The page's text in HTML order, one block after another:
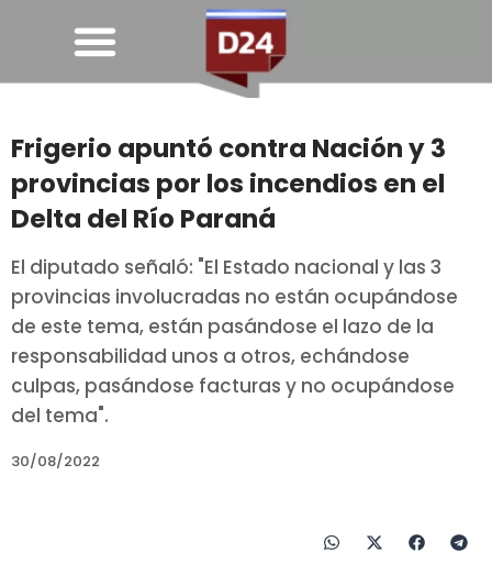
Frigerio apuntó contra Nación y 3
provincias por los incendios en el
Delta del Río Paraná
El diputado señaló: "El Estado nacional y las 3
provincias involucradas no están ocupándose
de este tema, están pasándose el lazo de la
responsabilidad unos a otros, echándose
culpas, pasándose facturas y no ocupándose
del tema".
30/08/2022